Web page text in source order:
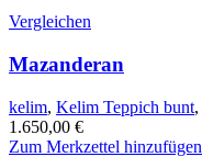
Vergleichen
Mazanderan
kelim, Kelim Teppich bunt,
1.650,00 €
Zum Merkzettel hinzufügen